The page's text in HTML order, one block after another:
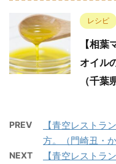
レシピ
【相
オイル
（千葉
PREV
【青空レストラ
方。（門崎丑・
NEXT
【青空レストラ